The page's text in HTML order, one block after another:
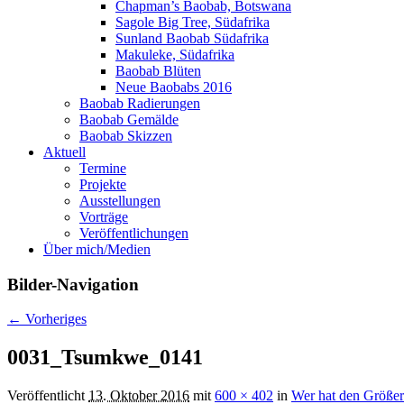
Chapman’s Baobab, Botswana
Sagole Big Tree, Südafrika
Sunland Baobab Südafrika
Makuleke, Südafrika
Baobab Blüten
Neue Baobabs 2016
Baobab Radierungen
Baobab Gemälde
Baobab Skizzen
Aktuell
Termine
Projekte
Ausstellungen
Vorträge
Veröffentlichungen
Über mich/Medien
Bilder-Navigation
← Vorheriges
0031_Tsumkwe_0141
Veröffentlicht 13. Oktober 2016 mit 600 × 402 in Wer hat den